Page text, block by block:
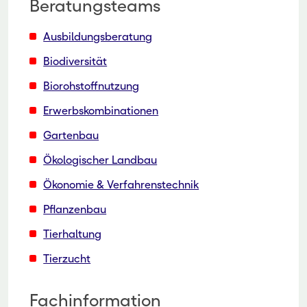
Beratungsteams
Ausbildungsberatung
Biodiversität
Biorohstoffnutzung
Erwerbskombinationen
Gartenbau
Ökologischer Landbau
Ökonomie & Verfahrenstechnik
Pflanzenbau
Tierhaltung
Tierzucht
Fachinformation